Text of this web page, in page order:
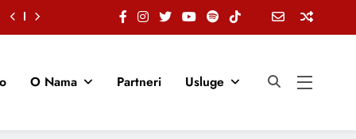
O Nama Partneri Usluge